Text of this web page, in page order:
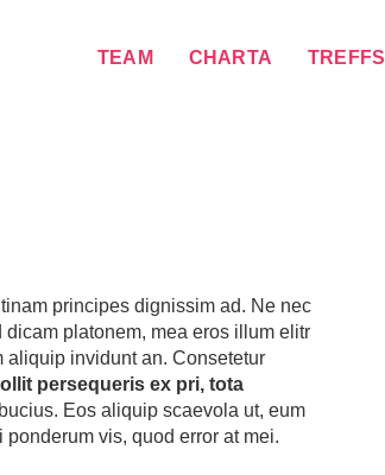
TEAM CHARTA TREFFS
principes dignissim ad. Ne nec
platonem, mea eros illum elitr
aliquip invidunt an. Consetetur
persequeris ex pri, tota
Eos aliquip scaevola ut, eum
vis, quod error at mei.